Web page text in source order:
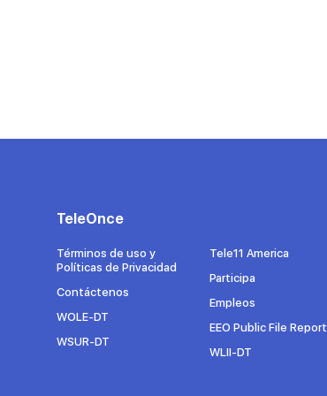
TeleOnce
Términos de uso y
Políticas de Privacidad
Contáctenos
WOLE-DT
WSUR-DT
Tele11 America
Participa
Empleos
EEO Public File Report
WLII-DT